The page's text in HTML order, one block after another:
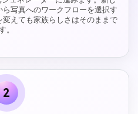
写真へのワークフローを選択す
えても家族らしさはそのままで
。
2